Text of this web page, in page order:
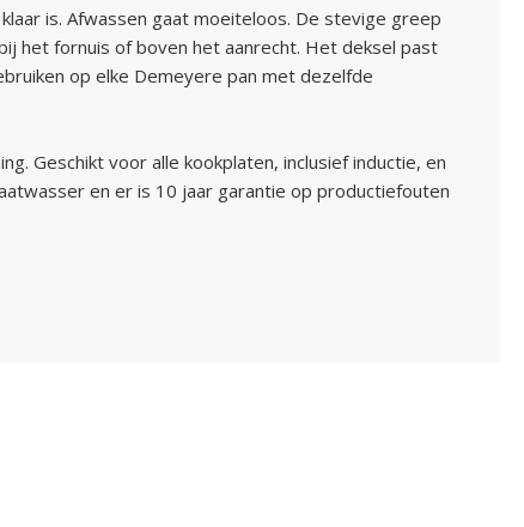
is. Afwassen gaat moeiteloos. De stevige greep
het fornuis of boven het aanrecht. Het deksel past
op elke Demeyere pan met dezelfde
Geschikt voor alle kookplaten, inclusief inductie, en
en er is 10 jaar garantie op productiefouten